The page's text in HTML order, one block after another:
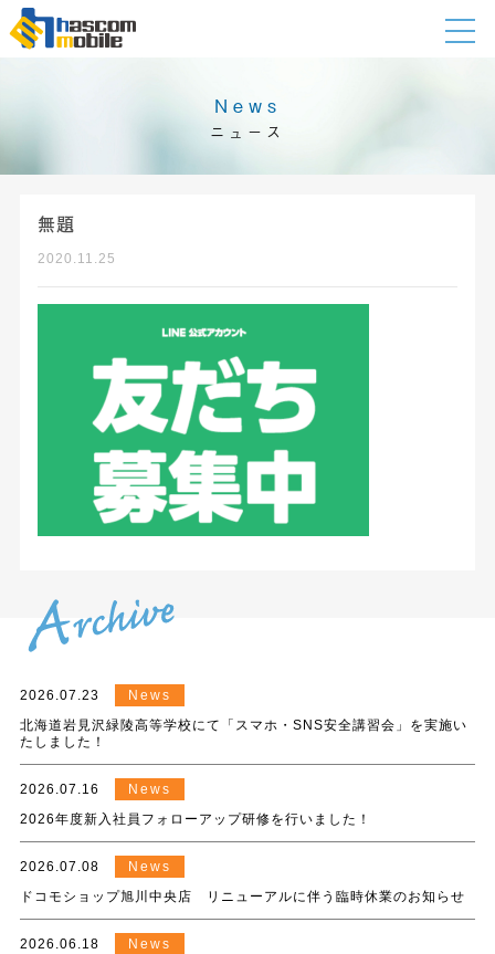
News
ニュース
無題
2020.11.25
2026.07.23
News
北海道岩見沢緑陵高等学校にて「スマホ・SNS安全講習会」を実施い
たしました！
2026.07.16
News
2026年度新入社員フォローアップ研修を行いました！
2026.07.08
News
ドコモショップ旭川中央店 リニューアルに伴う臨時休業のお知らせ
2026.06.18
News